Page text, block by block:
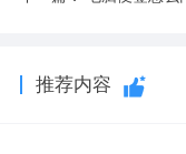
推荐内容